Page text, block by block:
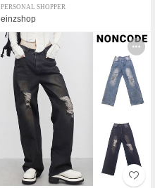
PERSONAL SHOPPER
einzshop